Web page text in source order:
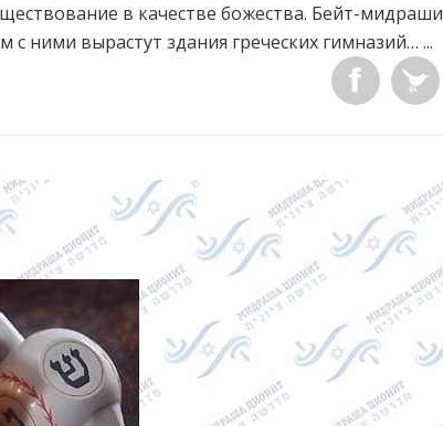
в качестве божества. Бейт-мидраши
ними вырастут здания греческих гимназий… ...